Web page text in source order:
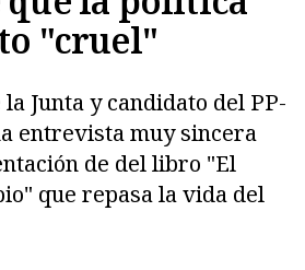
"cruel"
Junta y candidato del PP-
entrevista muy sincera
de del libro "El
que repasa la vida del